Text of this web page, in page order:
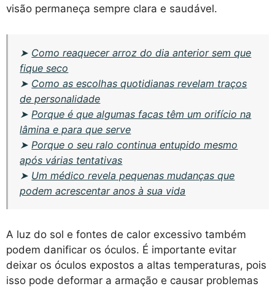
visão permaneça sempre clara e saudável.
➤ Como reaquecer arroz do dia anterior sem que
fique seco
➤ Como as escolhas quotidianas revelam traços
de personalidade
➤ Porque é que algumas facas têm um orifício na
lâmina e para que serve
➤ Porque o seu ralo continua entupido mesmo
após várias tentativas
➤ Um médico revela pequenas mudanças que
podem acrescentar anos à sua vida
A luz do sol e fontes de calor excessivo também
podem danificar os óculos. É importante evitar
deixar os óculos expostos a altas temperaturas, pois
isso pode deformar a armação e causar problemas